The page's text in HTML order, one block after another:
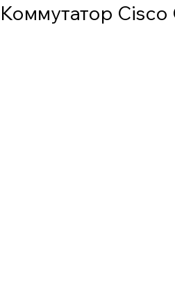
Коммутатор Cisco